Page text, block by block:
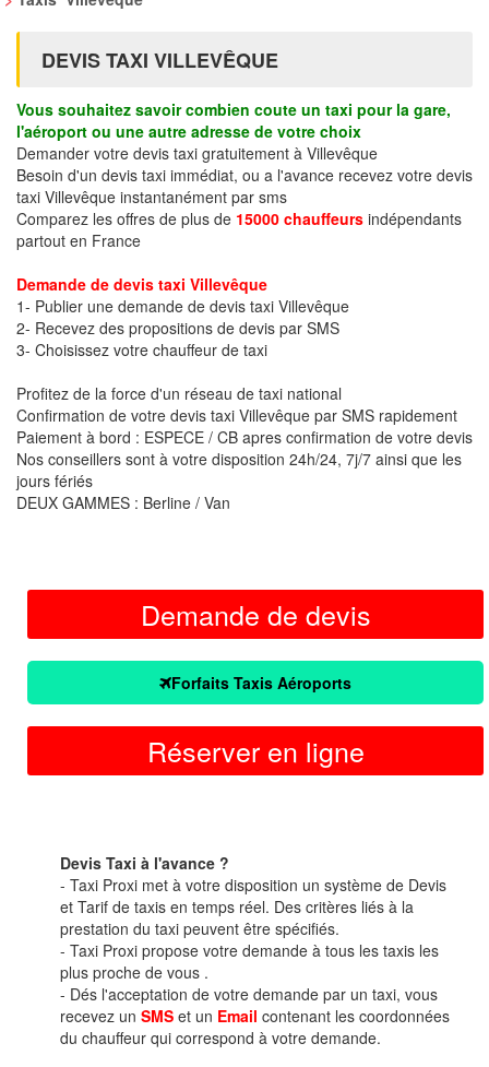
DEVIS TAXI VILLEVÊQUE
Vous souhaitez savoir combien coute un taxi pour la gare,
l'aéroport ou une autre adresse de votre choix
Demander votre devis taxi gratuitement à Villevêque
Besoin d'un devis taxi immédiat, ou a l'avance recevez votre devis
taxi Villevêque instantanément par sms
Comparez les offres de plus de 15000 chauffeurs indépendants
partout en France
Demande de devis taxi Villevêque
1- Publier une demande de devis taxi Villevêque
2- Recevez des propositions de devis par SMS
3- Choisissez votre chauffeur de taxi
Profitez de la force d'un réseau de taxi national
Confirmation de votre devis taxi Villevêque par SMS rapidement
Paiement à bord : ESPECE / CB apres confirmation de votre devis
Nos conseillers sont à votre disposition 24h/24, 7j/7 ainsi que les
jours fériés
DEUX GAMMES : Berline / Van
Demande de devis
Forfaits Taxis Aéroports
Réserver en ligne
Devis Taxi à l'avance ?
- Taxi Proxi met à votre disposition un système de Devis
et Tarif de taxis en temps réel. Des critères liés à la
prestation du taxi peuvent être spécifiés.
- Taxi Proxi propose votre demande à tous les taxis les
plus proche de vous .
- Dés l'acceptation de votre demande par un taxi, vous
recevez un SMS et un Email contenant les coordonnées
du chauffeur qui correspond à votre demande.